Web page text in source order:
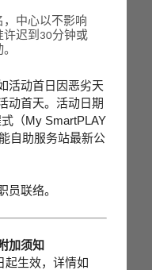
中心以不影响
迟到30分钟或
活动首日因恶劣天
动首天。活动日期
（My SmartPLAY
自助服务站最新公
员联络。
加须知
起生效，详情如